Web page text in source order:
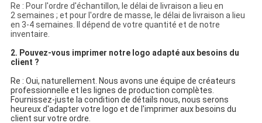
Re : Pour l'ordre d'échantillon, le délai de livraison a lieu en
2 semaines ; et pour l'ordre de masse, le délai de livraison a lieu
en 3-4 semaines. Il dépend de votre quantité et de notre
inventaire.
2. Pouvez-vous imprimer notre logo adapté aux besoins du
client ?
Re : Oui, naturellement. Nous avons une équipe de créateurs
professionnelle et les lignes de production complètes.
Fournissez-juste la condition de détails nous, nous serons
heureux d'adapter votre logo et de l'imprimer aux besoins du
client sur votre ordre.